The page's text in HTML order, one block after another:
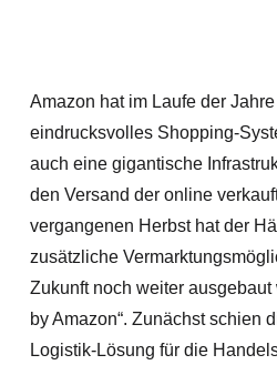
Amazon hat im Laufe der
eindrucksvolles Shopping-
auch eine gigantische
den Versand der online
vergangenen Herbst hat der
zusätzliche
Zukunft noch weiter
by Amazon“. Zunächst schien
Logistik-Lösung für die